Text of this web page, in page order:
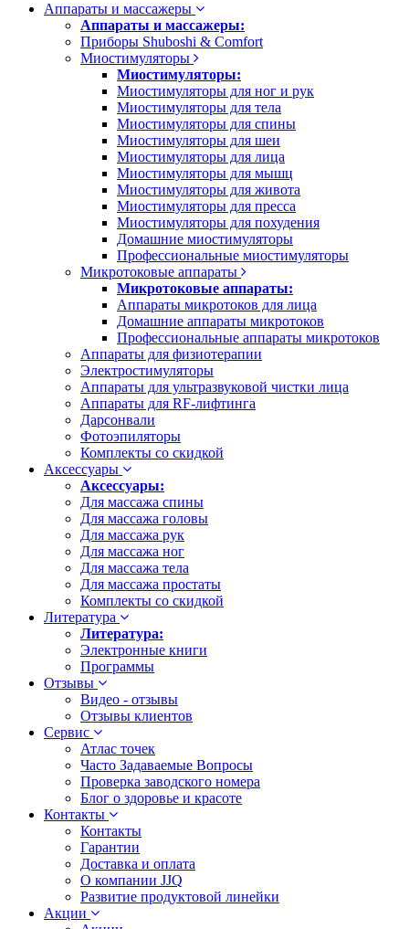
Аппараты и массажеры
Аппараты и массажеры:
Приборы Shuboshi & Comfort
Миостимуляторы
Миостимуляторы:
Миостимуляторы для ног и рук
Миостимуляторы для тела
Миостимуляторы для спины
Миостимуляторы для шеи
Миостимуляторы для лица
Миостимуляторы для мышц
Миостимуляторы для живота
Миостимуляторы для пресса
Миостимуляторы для похудения
Домашние миостимуляторы
Профессиональные миостимуляторы
Микротоковые аппараты
Микротоковые аппараты:
Аппараты микротоков для лица
Домашние аппараты микротоков
Профессиональные аппараты микротоков
Аппараты для физиотерапии
Электростимуляторы
Аппараты для ультразвуковой чистки лица
Аппараты для RF-лифтинга
Дарсонвали
Фотоэпиляторы
Комплекты со скидкой
Аксессуары
Аксессуары:
Для массажа спины
Для массажа головы
Для массажа рук
Для массажа ног
Для массажа тела
Для массажа простаты
Комплекты со скидкой
Литература
Литература:
Электронные книги
Программы
Отзывы
Видео - отзывы
Отзывы клиентов
Сервис
Атлас точек
Часто Задаваемые Вопросы
Проверка заводского номера
Блог о здоровье и красоте
Контакты
Контакты
Гарантии
Доставка и оплата
О компании JJQ
Развитие продуктовой линейки
Акции